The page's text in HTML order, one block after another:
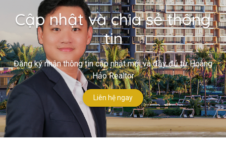
Cập nhật và chia sẻ thông
tin
Đăng ký nhận thông tin cập nhật mới và đầy đủ từ Hoàng
Hảo Realtor
Liên hệ ngay